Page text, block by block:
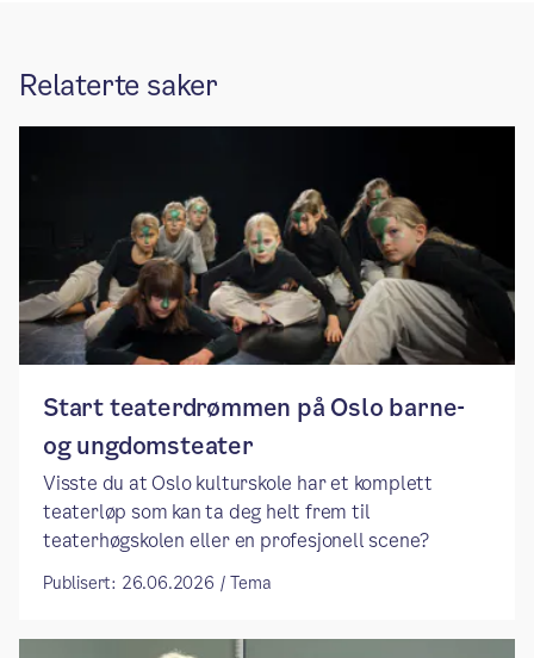
Relaterte saker
Start teaterdrømmen på Oslo barne-
og ungdomsteater
Visste du at Oslo kulturskole har et komplett
teaterløp som kan ta deg helt frem til
teaterhøgskolen eller en profesjonell scene?
Publisert: 26.06.2026 / Tema